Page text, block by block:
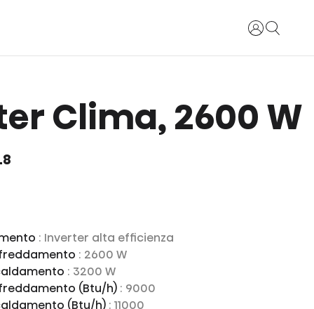
Accedi
Clima, 2600 W
: Inverter alta efficienza
: 2600 W
: 3200 W
(Btu/h) : 9000
(Btu/h) : 11000